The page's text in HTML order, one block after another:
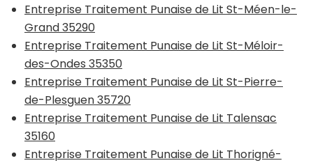
Entreprise Traitement Punaise de Lit St-Méen-le-
Grand 35290
Entreprise Traitement Punaise de Lit St-Méloir-
des-Ondes 35350
Entreprise Traitement Punaise de Lit St-Pierre-
de-Plesguen 35720
Entreprise Traitement Punaise de Lit Talensac
35160
Entreprise Traitement Punaise de Lit Thorigné-